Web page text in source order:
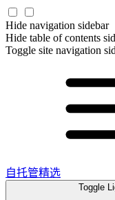
Hide navigation sidebar
Hide table of contents
Toggle site navigation
自托管精选
Toggle